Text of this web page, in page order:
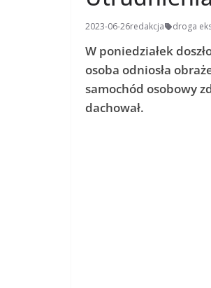
2023-06-26redakcja droga
W poniedziałek
osoba odniosła
samochód osobowy
dachował.